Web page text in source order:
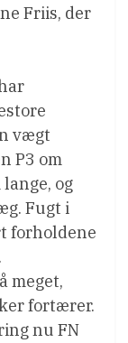
Friis, der
vægt
P3 om
og
Fugt i
forholdene
meget,
fortærer.
nu FN